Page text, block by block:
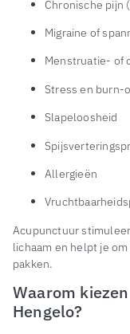
Chronische pijn
Migraine of
Menstruatie- of
Stress en burn-
Slapeloosheid
Allergieën
Acupunctuur
lichaam en helpt je
pakken.
Waarom
Hengelo?